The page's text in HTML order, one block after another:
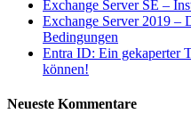
Exchange Server SE –
Exchange Server 2019 –
Bedingungen
Entra ID: Ein gekaperter
können!
Neueste Kommentare